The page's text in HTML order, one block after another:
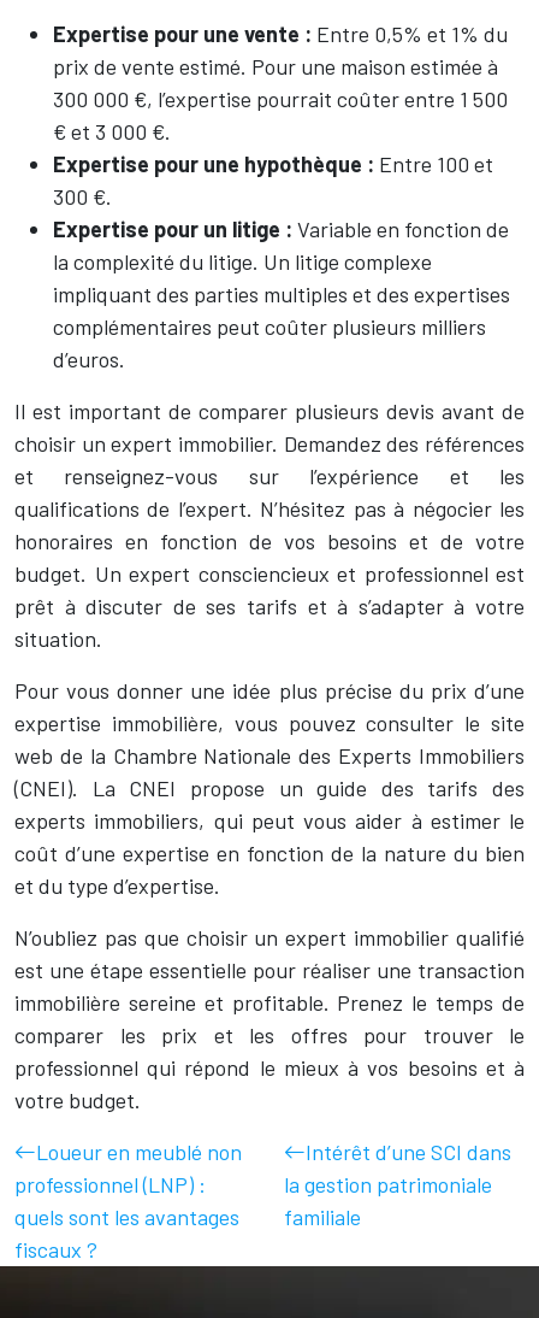
Expertise pour une vente : Entre 0,5% et 1% du
prix de vente estimé. Pour une maison estimée à
300 000 €, l’expertise pourrait coûter entre 1 500
€ et 3 000 €.
Expertise pour une hypothèque : Entre 100 et
300 €.
Expertise pour un litige : Variable en fonction de
la complexité du litige. Un litige complexe
impliquant des parties multiples et des expertises
complémentaires peut coûter plusieurs milliers
d’euros.
Il est important de comparer plusieurs devis avant de
choisir un expert immobilier. Demandez des références
et renseignez-vous sur l’expérience et les
qualifications de l’expert. N’hésitez pas à négocier les
honoraires en fonction de vos besoins et de votre
budget. Un expert consciencieux et professionnel est
prêt à discuter de ses tarifs et à s’adapter à votre
situation.
Pour vous donner une idée plus précise du prix d’une
expertise immobilière, vous pouvez consulter le site
web de la Chambre Nationale des Experts Immobiliers
(CNEI). La CNEI propose un guide des tarifs des
experts immobiliers, qui peut vous aider à estimer le
coût d’une expertise en fonction de la nature du bien
et du type d’expertise.
N’oubliez pas que choisir un expert immobilier qualifié
est une étape essentielle pour réaliser une transaction
immobilière sereine et profitable. Prenez le temps de
comparer les prix et les offres pour trouver le
professionnel qui répond le mieux à vos besoins et à
votre budget.
Loueur en meublé non
professionnel (LNP) :
quels sont les avantages
fiscaux ?
Intérêt d’une SCI dans
la gestion patrimoniale
familiale